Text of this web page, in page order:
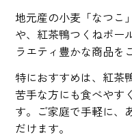
地元産の小麦「なつこ
や、紅茶鴨つくねボー
ラエティ豊かな商品を
特におすすめは、紅茶
苦手な方にも食べやす
す。ご家庭で手軽に、
だけます。